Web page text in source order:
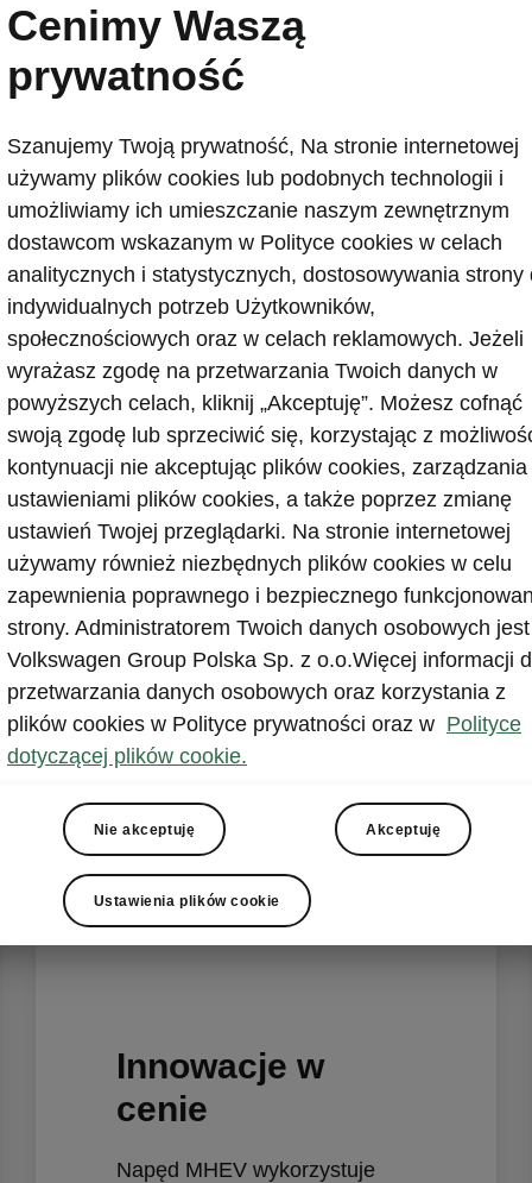
hybrydowy
Hybrid Electric Vehicle lub tzw. hybryda łagodna. To
łączy tradycyjny silnik spalinowy z układem
zmniejszyć zużycie paliwa i poprawić efektywność
Przyczynia się do zmniejszenia emisji spalin i
środowisko. Silnik działa w trybie bezemisyjnym
prędkościach i w korkach, co redukuje lokalne
powietrza.
napędu
MHEV
Innowacje w
cenie
Napęd MHEV wykorzystuje
Cenimy Waszą
prywatność
Szanujemy Twoją prywatność, Na stronie internetowej
używamy plików cookies lub podobnych technologii i
umożliwiamy ich umieszczanie naszym zewnętrznym
dostawcom wskazanym w Polityce cookies w celach
analitycznych i statystycznych, dostosowywania strony
indywidualnych potrzeb Użytkowników,
społecznościowych oraz w celach reklamowych. Jeżeli
wyrażasz zgodę na przetwarzania Twoich danych w
powyższych celach, kliknij „Akceptuję”. Możesz cofnąć
swoją zgodę lub sprzeciwić się, korzystając z
kontynuacji nie akceptując plików cookies, zarządzania
ustawieniami plików cookies, a także poprzez zmianę
ustawień Twojej przeglądarki. Na stronie internetowej
używamy również niezbędnych plików cookies w celu
zapewnienia poprawnego i bezpiecznego
strony. Administratorem Twoich danych osobowych jest
Volkswagen Group Polska Sp. z o.o.Więcej informacji
przetwarzania danych osobowych oraz korzystania z
plików cookies w Polityce prywatności oraz w Polityce
dotyczącej plików cookie.
Nie akceptuję Akceptuję
Ustawienia plików cookie